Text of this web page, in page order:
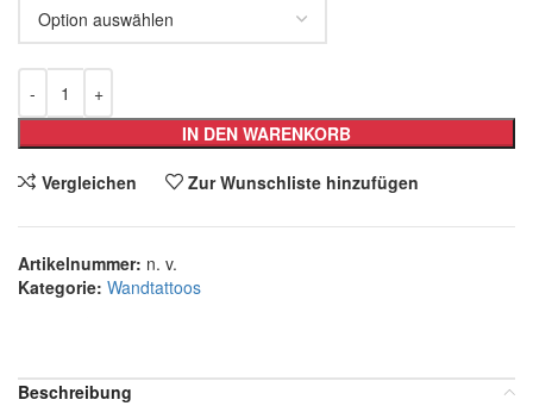
IN DEN WARENKORB
Vergleichen Zur Wunschliste hinzufügen
Artikelnummer: n. v.
Kategorie: Wandtattoos
Beschreibung